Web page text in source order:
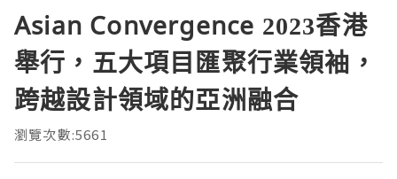
Asian Convergence 2023香港
舉行，五大項目匯聚行業領袖，
跨越設計領域的亞洲融合
瀏覽次數:5661